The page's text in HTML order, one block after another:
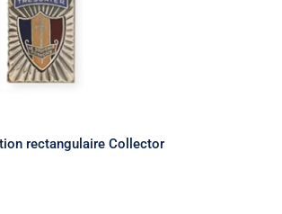
rectangulaire Collector